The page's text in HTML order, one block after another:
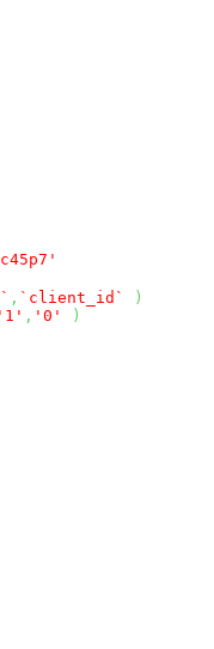
, `client_id`
)
'1' , '0'
)